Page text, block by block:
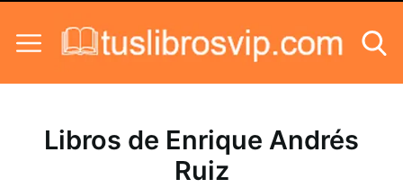
Libros de Enrique Andrés
Ruiz